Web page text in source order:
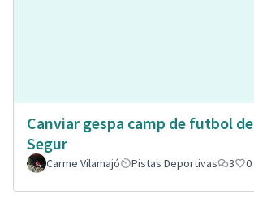
Canviar gespa camp de futbol de
Segur
Carme Vilamajó Pistas Deportivas 3 0